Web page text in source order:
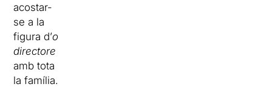
acostar-
se a la
figura d’o
directore
amb tota
la família.